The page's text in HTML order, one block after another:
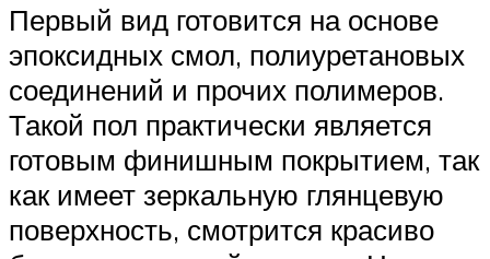
Первый вид готовится на основе
эпоксидных смол, полиуретановых
соединений и прочих полимеров.
Такой пол практически является
готовым финишным покрытием, так
как имеет зеркальную глянцевую
поверхность, смотрится красиво